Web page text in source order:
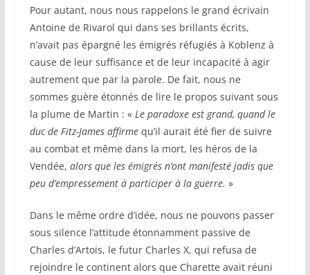
Pour autant, nous nous rappelons le grand écrivain
Antoine de Rivarol qui dans ses brillants écrits,
n’avait pas épargné les émigrés réfugiés à Koblenz à
cause de leur suffisance et de leur incapacité à agir
autrement que par la parole. De fait, nous ne
sommes guère étonnés de lire le propos suivant sous
la plume de Martin : « Le paradoxe est grand, quand le
duc de Fitz-James affirmequ’il aurait été fier de suivre
au combat et même dans la mort, les héros de la
Vendée, alors que les émigrés n’ont manifesté jadis que
peu d’empressement à participer à la guerre. »
Dans le même ordre d’idée, nous ne pouvons passer
sous silence l’attitude étonnamment passive de
Charles d’Artois, le futur Charles X, qui refusa de
rejoindre le continent alors que Charette avait réuni